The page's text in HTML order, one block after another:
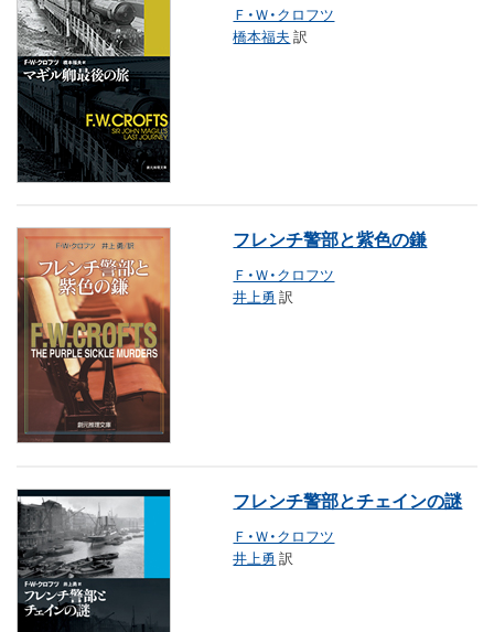
Ｆ・Ｗ・クロフツ
橋本福夫 訳
フレンチ警部と紫色の鎌
Ｆ・Ｗ・クロフツ
井上勇 訳
フレンチ警部とチェインの謎
Ｆ・Ｗ・クロフツ
井上勇 訳